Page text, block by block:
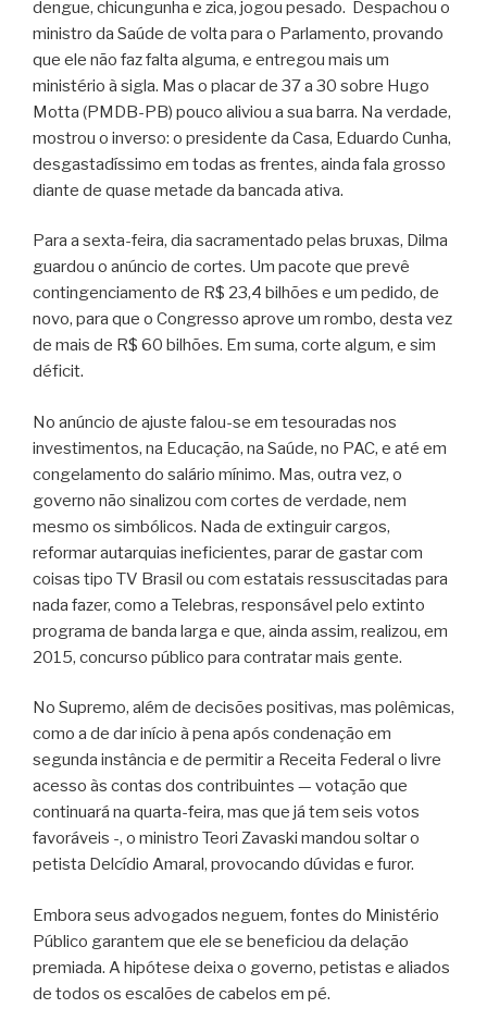
dengue, chicungunha e zica, jogou pesado. Despachou o
ministro da Saúde de volta para o Parlamento, provando
que ele não faz falta alguma, e entregou mais um
ministério à sigla. Mas o placar de 37 a 30 sobre Hugo
Motta (PMDB-PB) pouco aliviou a sua barra. Na verdade,
mostrou o inverso: o presidente da Casa, Eduardo Cunha,
desgastadíssimo em todas as frentes, ainda fala grosso
diante de quase metade da bancada ativa.
Para a sexta-feira, dia sacramentado pelas bruxas, Dilma
guardou o anúncio de cortes. Um pacote que prevê
contingenciamento de R$ 23,4 bilhões e um pedido, de
novo, para que o Congresso aprove um rombo, desta vez
de mais de R$ 60 bilhões. Em suma, corte algum, e sim
déficit.
No anúncio de ajuste falou-se em tesouradas nos
investimentos, na Educação, na Saúde, no PAC, e até em
congelamento do salário mínimo. Mas, outra vez, o
governo não sinalizou com cortes de verdade, nem
mesmo os simbólicos. Nada de extinguir cargos,
reformar autarquias ineficientes, parar de gastar com
coisas tipo TV Brasil ou com estatais ressuscitadas para
nada fazer, como a Telebras, responsável pelo extinto
programa de banda larga e que, ainda assim, realizou, em
2015, concurso público para contratar mais gente.
No Supremo, além de decisões positivas, mas polêmicas,
como a de dar início à pena após condenação em
segunda instância e de permitir a Receita Federal o livre
acesso às contas dos contribuintes — votação que
continuará na quarta-feira, mas que já tem seis votos
favoráveis -, o ministro Teori Zavaski mandou soltar o
petista Delcídio Amaral, provocando dúvidas e furor.
Embora seus advogados neguem, fontes do Ministério
Público garantem que ele se beneficiou da delação
premiada. A hipótese deixa o governo, petistas e aliados
de todos os escalões de cabelos em pé.